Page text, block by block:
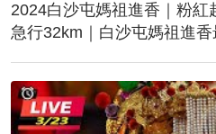
2024白沙屯媽祖進香｜粉紅
急行32km｜白沙屯媽祖進